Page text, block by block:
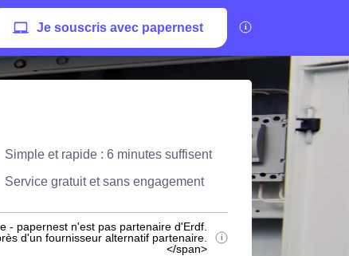
Je souscris avec papernest
Simple et rapide : 6 minutes suffisent
Service gratuit et sans engagement
- papernest n'est pas partenaire d'Erdf.
d'un fournisseur alternatif partenaire.
</span>